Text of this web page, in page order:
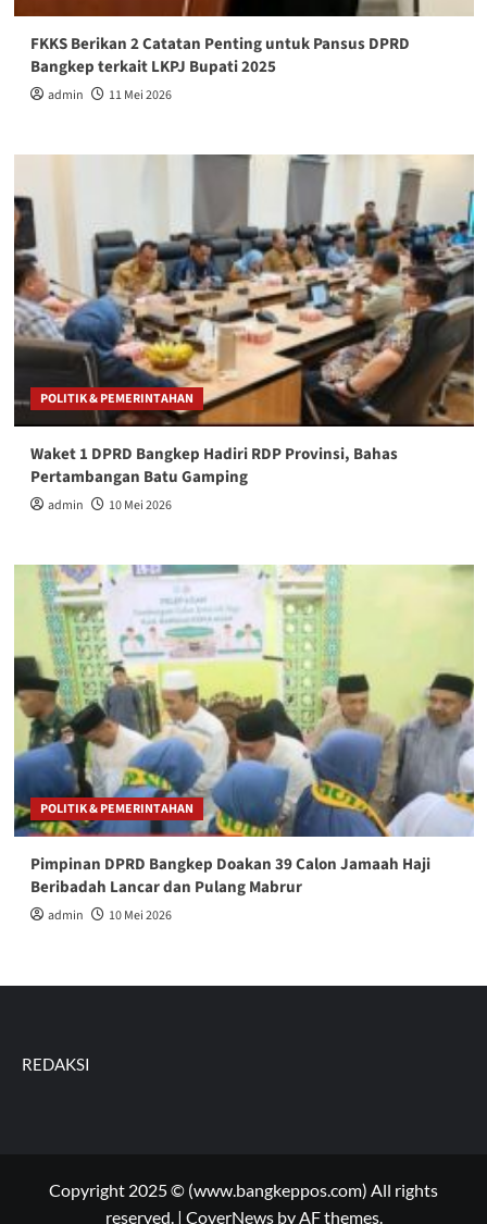
FKKS Berikan 2 Catatan Penting untuk Pansus DPRD
Bangkep terkait LKPJ Bupati 2025
admin 11 Mei 2026
POLITIK & PEMERINTAHAN
Waket 1 DPRD Bangkep Hadiri RDP Provinsi, Bahas
Pertambangan Batu Gamping
admin 10 Mei 2026
POLITIK & PEMERINTAHAN
Pimpinan DPRD Bangkep Doakan 39 Calon Jamaah Haji
Beribadah Lancar dan Pulang Mabrur
admin 10 Mei 2026
REDAKSI
Copyright 2025 © (www.bangkeppos.com) All rights
reserved. | CoverNewsby AF themes.